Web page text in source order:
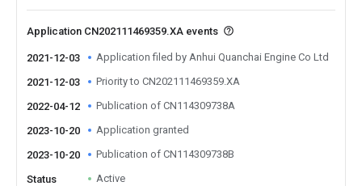
Application CN202111469359.XA events
2021-12-03 Application filed by Anhui Quanchai Engine Co Ltd
2021-12-03 Priority to CN202111469359.XA
2022-04-12 Publication of CN114309738A
2023-10-20 Application granted
2023-10-20 Publication of CN114309738B
Status Active